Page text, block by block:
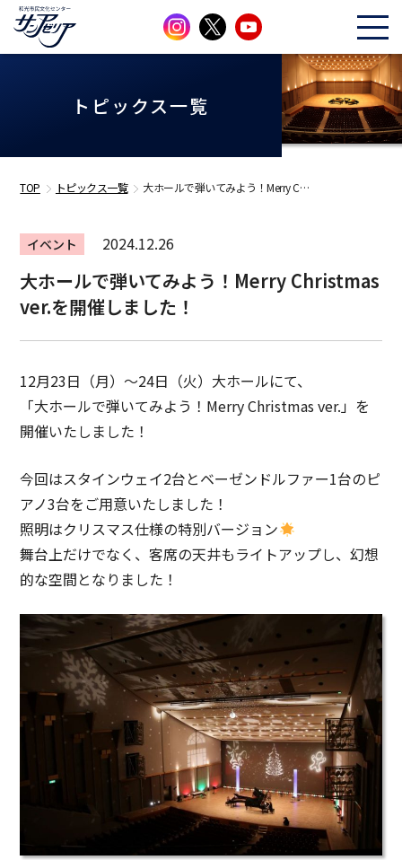
トピックス一覧
TOP トピックス一覧 大ホールで弾いてみよう！Merry C…
イベント 2024.12.26
大ホールで弾いてみよう！Merry Christmas
ver.を開催しました！
12月23日（月）～24日（火）大ホールにて、
「大ホールで弾いてみよう！Merry Christmas ver.」を
開催いたしました！
今回はスタインウェイ2台とベーゼンドルファー1台のピ
アノ3台をご用意いたしました！
照明はクリスマス仕様の特別バージョン
舞台上だけでなく、客席の天井もライトアップし、幻想
的な空間となりました！